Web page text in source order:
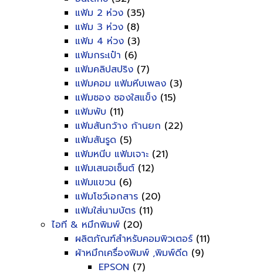
แฟ้ม 2 ห่วง (35)
แฟ้ม 3 ห่วง (8)
แฟ้ม 4 ห่วง (3)
แฟ้มกระเป๋า (6)
แฟ้มคลิปสปริง (7)
แฟ้มคอม แฟ้มหีบเพลง (3)
แฟ้มซอง ซองใสแข็ง (15)
แฟ้มพับ (11)
แฟ้มสันกว้าง ก้านยก (22)
แฟ้มสันรูด (5)
แฟ้มหนีบ แฟ้มเจาะ (21)
แฟ้มเสนอเซ็นต์ (12)
แฟ้มแขวน (6)
แฟ้มโชว์เอกสาร (20)
แฟ้มใส่นามบัตร (11)
ไอที & หมึกพิมพ์ (20)
ผลิตภัณฑ์สำหรับคอมพิวเตอร์ (11)
ผ้าหมึกเครื่องพิมพ์ ,พิมพ์ดีด (9)
EPSON (7)